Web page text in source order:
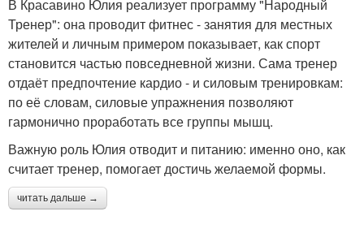
В Красавино Юлия реализует программу "Народный
Тренер": она проводит фитнес - занятия для местных
жителей и личным примером показывает, как спорт
становится частью повседневной жизни. Сама тренер
отдаёт предпочтение кардио - и силовым тренировкам:
по её словам, силовые упражнения позволяют
гармонично проработать все группы мышц.
Важную роль Юлия отводит и питанию: именно оно, как
считает тренер, помогает достичь желаемой формы.
читать дальше →